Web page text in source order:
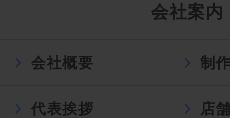
会社案内
会社概要 制
代表挨拶 店